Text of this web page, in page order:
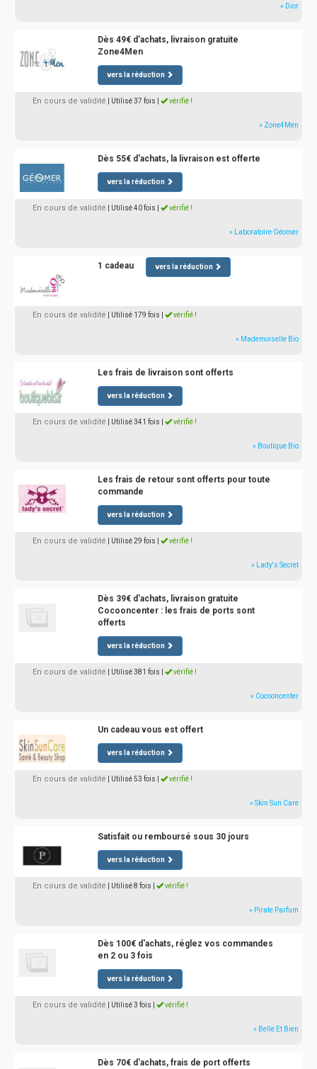
» Dior
Dès 49€ d'achats, livraison gratuite
Zone4Men
vers la réduction
En cours de validité | Utilisé 37 fois vérifié !
» Zone4Men
Dès 55€ d'achats, la livraison est offerte
vers la réduction
En cours de validité | Utilisé 40 fois vérifié !
» Laboratoire Géomer
1 cadeau vers la réduction
En cours de validité | Utilisé 179 fois vérifié !
» Mademoiselle Bio
Les frais de livraison sont offerts
vers la réduction
En cours de validité | Utilisé 341 fois vérifié !
» Boutique Bio
Les frais de retour sont offerts pour toute
commande
vers la réduction
En cours de validité | Utilisé 29 fois vérifié !
» Lady's Secret
Dès 39€ d'achats, livraison gratuite
Cocooncenter : les frais de ports sont
offerts
vers la réduction
En cours de validité | Utilisé 381 fois vérifié !
» Cocooncenter
Un cadeau vous est offert
vers la réduction
En cours de validité | Utilisé 53 fois vérifié !
» Skin Sun Care
Satisfait ou remboursé sous 30 jours
vers la réduction
En cours de validité | Utilisé 8 fois vérifié !
» Pirate Parfum
Dès 100€ d'achats, réglez vos commandes
en 2 ou 3 fois
vers la réduction
En cours de validité | Utilisé 3 fois vérifié !
» Belle Et Bien
Dès 70€ d'achats, frais de port offerts